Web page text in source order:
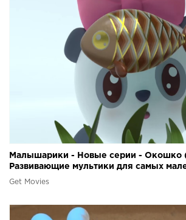
Малышарики - Новые серии - Окошко
Развивающие мультики для самых
Get Movies